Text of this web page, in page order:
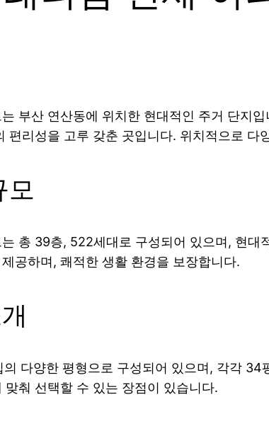
부산 연산동에 위치한 현대적인 주거 단지
편리성을 고루 갖춘 곳입니다. 위치적으로
총 39층, 522세대로 구성되어 있으며, 현
공하며, 쾌적한 생활 환경을 보장합니다.
의 다양한 평형으로 구성되어 있으며, 각각
춰 선택할 수 있는 장점이 있습니다.